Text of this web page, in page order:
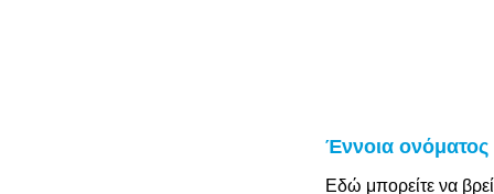
Έννοια ονόματος
Εδώ μπορείτε να